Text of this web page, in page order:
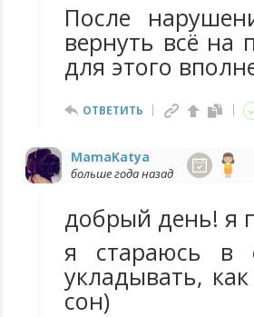
После
вернуть всё
для этого
ОТВЕТИТЬ
MamaKatya
больше года назад
добрый день! я
я стараюсь
укладывать,
сон)